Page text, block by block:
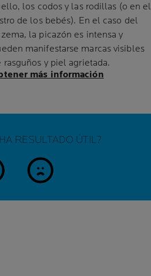
los codos y las rodillas (o en el
de los bebés). En el caso del
la picazón es intensa y
manifestarse marcas visibles
rasguños y piel agrietada.
más información
RESULTADO ÚTIL?
no